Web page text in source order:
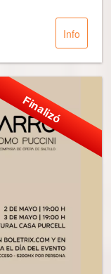
Info
Finalizó